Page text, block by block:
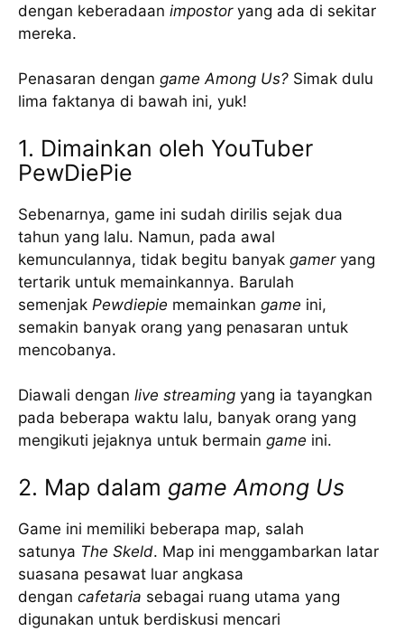
dengan keberadaan impostor yang ada di sekitar
mereka.
Penasaran dengan gameAmong Us? Simak dulu
lima faktanya di bawah ini, yuk!
1. Dimainkan oleh YouTuber
PewDiePie
Sebenarnya, game ini sudah dirilis sejak dua
tahun yang lalu. Namun, pada awal
kemunculannya, tidak begitu banyak gameryang
tertarik untuk memainkannya. Barulah
semenjak Pewdiepie memainkan game ini,
semakin banyak orang yang penasaran untuk
mencobanya.
Diawali dengan live streaming yang ia tayangkan
pada beberapa waktu lalu, banyak orang yang
mengikuti jejaknya untuk bermain game ini.
2. Map dalam game Among Us
Game ini memiliki beberapa map, salah
satunya The Skeld. Map ini menggambarkan latar
suasana pesawat luar angkasa
dengan cafetaria sebagai ruang utama yang
digunakan untuk berdiskusi mencari